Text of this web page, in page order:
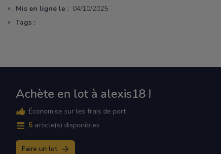
Mis en ligne le : 04/10/2025
Tags : -
Achète en lot à alexis18 !
Économise sur les frais de port
5 article(s) disponibles
Faire un lot